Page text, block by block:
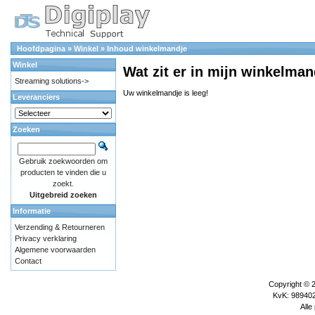
Hoofdpagina » Winkel » Inhoud winkelmandje
Wat zit er in mijn
Uw winkelmandje is leeg!
Winkel
Streaming solutions->
Leveranciers
Zoeken
Gebruik zoekwoorden om
producten te vinden die u
zoekt.
Uitgebreid zoeken
Informatie
Verzending & Retourneren
Privacy verklaring
Algemene voorwaarden
Contact
Copyright ©
KvK:
Alle